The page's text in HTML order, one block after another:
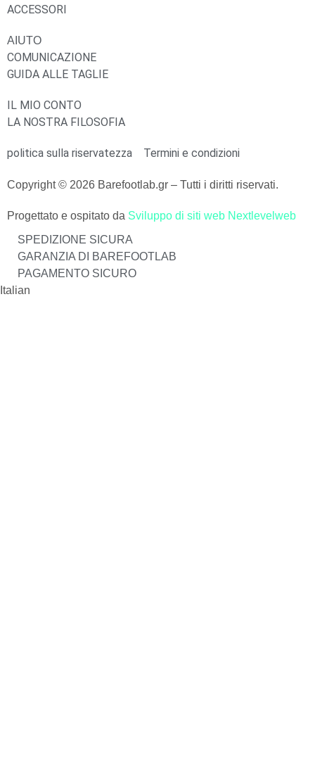
ACCESSORI
AIUTO
COMUNICAZIONE
GUIDA ALLE TAGLIE
IL MIO CONTO
LA NOSTRA FILOSOFIA
politica sulla riservatezza Termini e condizioni
Copyright © 2026 Barefootlab.gr – Tutti i diritti riservati.
Progettato e ospitato da Sviluppo di siti web Nextlevelweb
SPEDIZIONE SICURA
GARANZIA DI BAREFOOTLAB
PAGAMENTO SICURO
Italian